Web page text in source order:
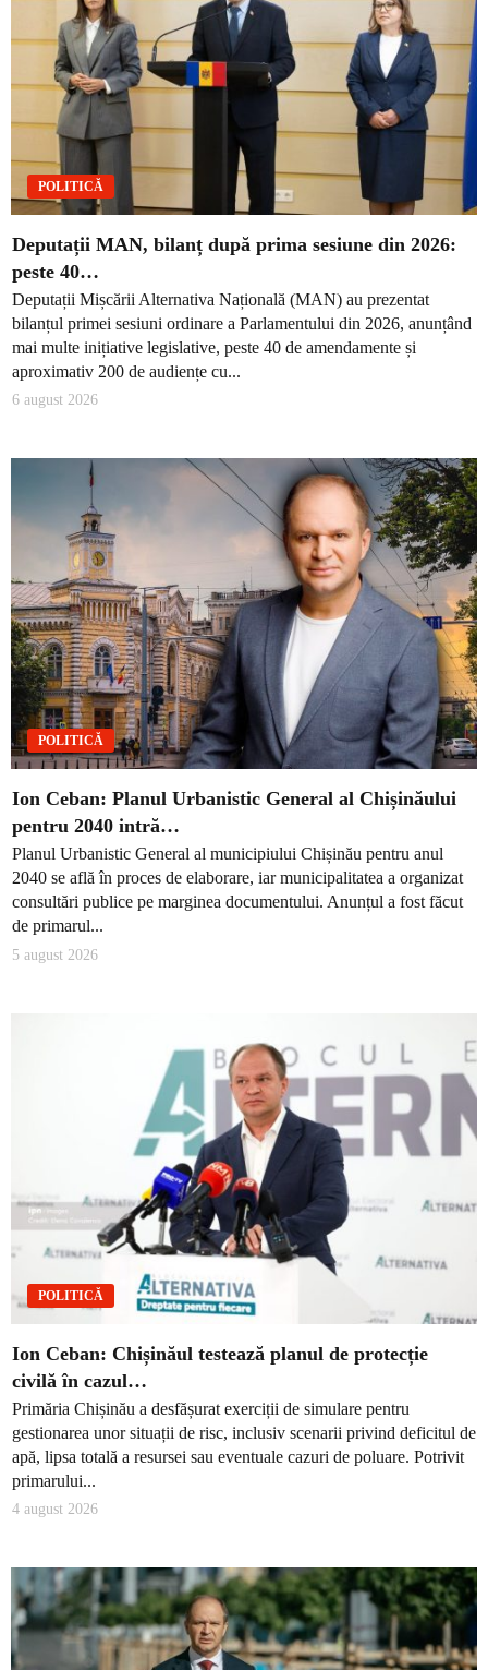
POLITICĂ
Deputații MAN, bilanț după prima sesiune din 2026:
peste 40…
Deputații Mișcării Alternativa Națională (MAN) au prezentat
bilanțul primei sesiuni ordinare a Parlamentului din 2026, anunțând
mai multe inițiative legislative, peste 40 de amendamente și
aproximativ 200 de audiențe cu...
6 august 2026
POLITICĂ
Ion Ceban: Planul Urbanistic General al Chișinăului
pentru 2040 intră…
Planul Urbanistic General al municipiului Chișinău pentru anul
2040 se află în proces de elaborare, iar municipalitatea a organizat
consultări publice pe marginea documentului. Anunțul a fost făcut
de primarul...
5 august 2026
POLITICĂ
Ion Ceban: Chișinăul testează planul de protecție
civilă în cazul…
Primăria Chișinău a desfășurat exerciții de simulare pentru
gestionarea unor situații de risc, inclusiv scenarii privind deficitul de
apă, lipsa totală a resursei sau eventuale cazuri de poluare. Potrivit
primarului...
4 august 2026